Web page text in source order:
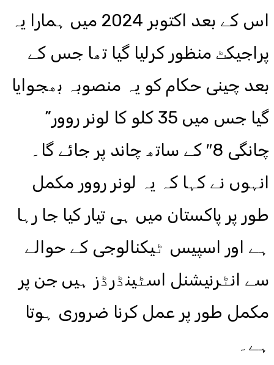
اس کے بعد اکتوبر 2024 میں ہمارا یہ
پراجیکٹ منظور کرلیا گیا تھا جس کے
بعد چینی حکام کو یہ منصوبہ بھجوایا
گیا جس میں 35 کلو کا لونر روور”
چانگی 8″ کے ساتھ چاند پر جائے گا۔
انہوں نے کہا کہ یہ لونر روور مکمل
طور پر پاکستان میں ہی تیار کیا جا رہا
ہے اور اسپیس ٹیکنالوجی کے حوالے
سے انٹرنیشنل اسٹینڈرڈز ہیں جن پر
مکمل طور پر عمل کرنا ضروری ہوتا
ہے۔